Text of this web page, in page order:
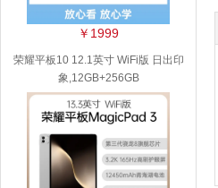
￥1999
荣耀平板10 12.1英寸 WiFi版 日出印
象,12GB+256GB